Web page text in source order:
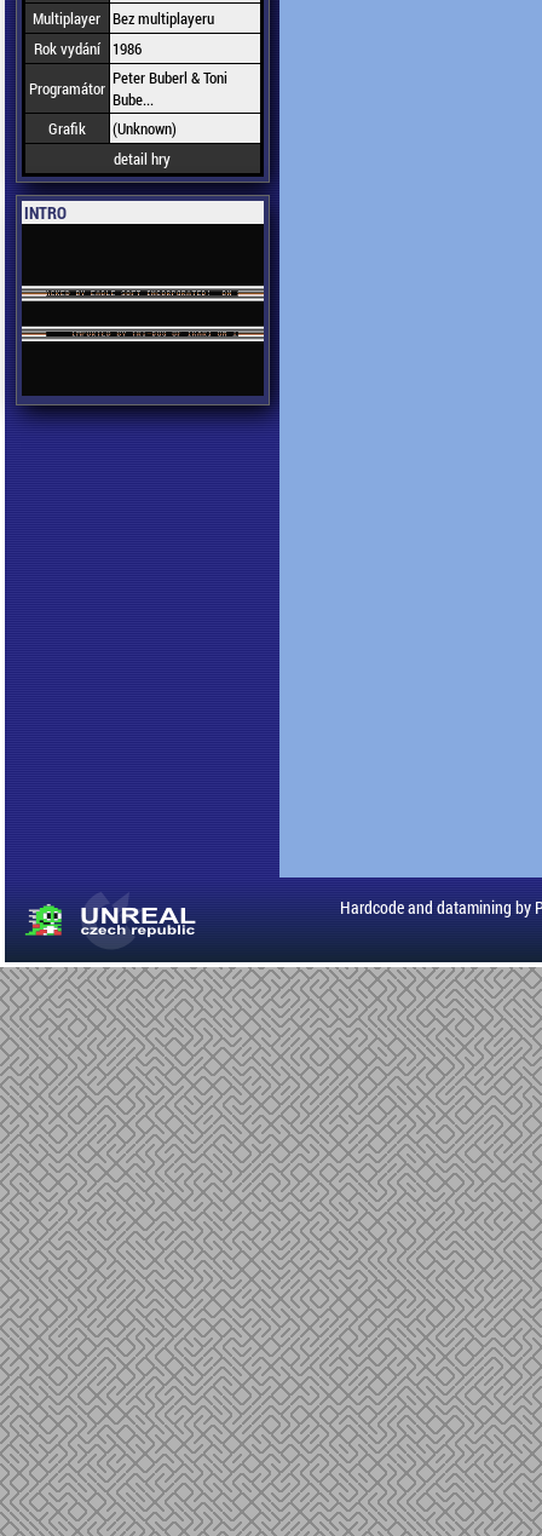
Multiplayer Bez multiplayeru
Rok vydání
1986
Programátor Peter Buberl & Toni
Bube...
Grafik
(Unknown)
detail hry
INTRO
Hardcode and datamining by